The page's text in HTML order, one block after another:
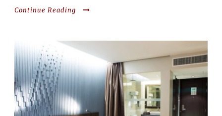
Continue Reading